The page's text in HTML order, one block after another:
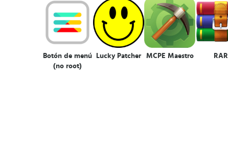
Botón de menú
(no root)
Lucky Patcher MCPE Maestro RAR